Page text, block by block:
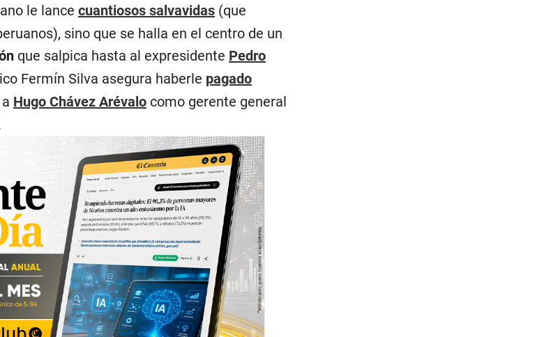
le lance cuantiosos salvavidas (que
sino que se halla en el centro de un
que salpica hasta al expresidente Pedro
Fermín Silva asegura haberle pagado
Hugo Chávez Arévalo como gerente general